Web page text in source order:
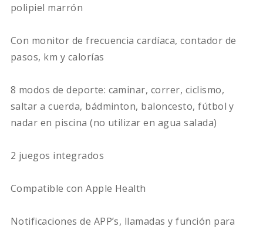
polipiel marrón
Con monitor de frecuencia cardíaca, contador de
pasos, km y calorías
8 modos de deporte: caminar, correr, ciclismo,
saltar a cuerda, bádminton, baloncesto, fútbol y
nadar en piscina (no utilizar en agua salada)
2 juegos integrados
Compatible con Apple Health
Notificaciones de APP’s, llamadas y función para